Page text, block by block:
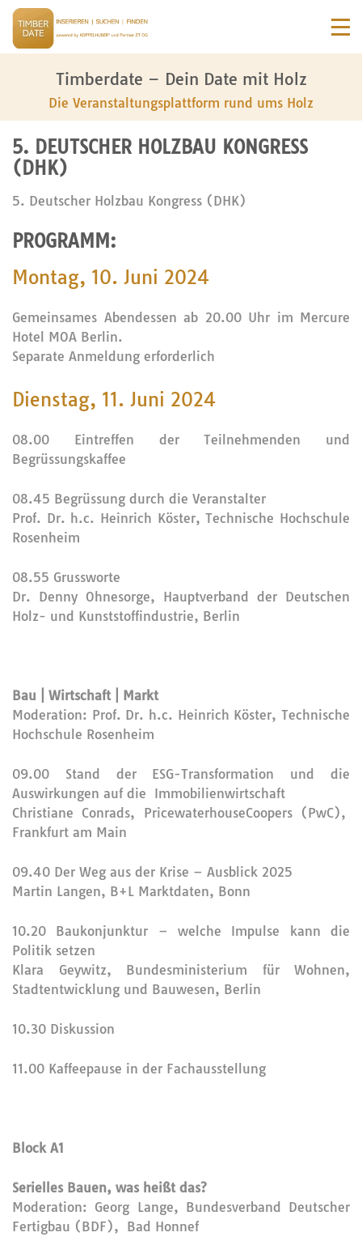
Timberdate – Dein Date mit Holz
Die Veranstaltungsplattform rund ums Holz
5. DEUTSCHER HOLZBAU KONGRESS
(DHK)
5. Deutscher Holzbau Kongress (DHK)
PROGRAMM:
Montag, 10. Juni 2024
Gemeinsames Abendessen ab 20.00 Uhr im Mercure
Hotel MOA Berlin.
Separate Anmeldung erforderlich
Dienstag, 11. Juni 2024
08.00 Eintreffen der Teilnehmenden und
Begrüssungskaffee
08.45 Begrüssung durch die Veranstalter
Prof. Dr. h.c. Heinrich Köster, Technische Hochschule
Rosenheim
08.55 Grussworte
Dr. Denny Ohnesorge, Hauptverband der Deutschen
Holz- und Kunststoffindustrie, Berlin
Bau | Wirtschaft | Markt
Moderation: Prof. Dr. h.c. Heinrich Köster, Technische
Hochschule Rosenheim
09.00 Stand der ESG-Transformation und die
Auswirkungen auf die Immobilienwirtschaft
Christiane Conrads, PricewaterhouseCoopers (PwC),
Frankfurt am Main
09.40 Der Weg aus der Krise – Ausblick 2025
Martin Langen, B+L Marktdaten, Bonn
10.20 Baukonjunktur – welche Impulse kann die
Politik setzen
Klara Geywitz, Bundesministerium für Wohnen,
Stadtentwicklung und Bauwesen, Berlin
10.30 Diskussion
11.00 Kaffeepause in der Fachausstellung
Block A1
Serielles Bauen, was heißt das?
Moderation: Georg Lange, Bundesverband Deutscher
Fertigbau (BDF), Bad Honnef